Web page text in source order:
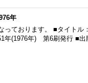
年
ております。 ■タイトル
年(1976年) 第6刷発行 ■